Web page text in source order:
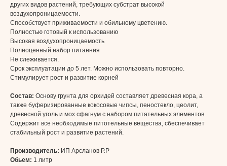
других видов растений, требующих субстрат высокой
воздухопроницаемости.
Способствует приживаемости и обильному цветению.
Полностью готовый к использованию
Высокая воздухопроницаемость
Полноценный набор питанния
Не слеживается.
Срок эксплуатации до 5 лет. Можно использовать повторно.
Стимулирует рост и развитие корней
Состав: Основу грунта для орхидей составляет древесная кора, а
также буферизированные кокосовые чипсы, пеностекло, цеолит,
древесной уголь и мох сфагнум с набором питательных элементов.
Содержит все необходимые питотельные вещества, сбеспечивает
стабильный рост и развитие растений.
Производитель: ИП Арсланов P.P
Обьем: 1 литр